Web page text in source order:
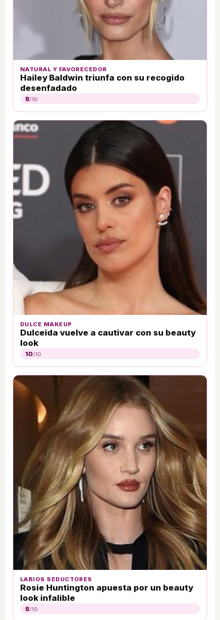
NATURAL Y FAVORECEDOR
Hailey Baldwin triunfa con su recogido
desenfadado
8/10
DULCE MAKEUP
Dulceida vuelve a cautivar con su beauty
look
10/10
LABIOS SEDUCTORES
Rosie Huntington apuesta por un beauty
look infalible
8/10